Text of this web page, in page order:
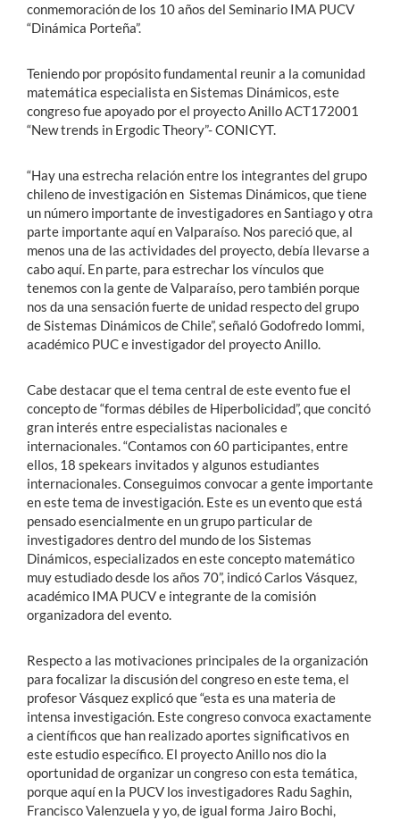
conmemoración de los 10 años del Seminario IMA PUCV
“Dinámica Porteña”.
Teniendo por propósito fundamental reunir a la comunidad
matemática especialista en Sistemas Dinámicos, este
congreso fue apoyado por el proyecto Anillo ACT172001
“New trends in Ergodic Theory”- CONICYT.
“Hay una estrecha relación entre los integrantes del grupo
chileno de investigación en Sistemas Dinámicos, que tiene
un número importante de investigadores en Santiago y otra
parte importante aquí en Valparaíso. Nos pareció que, al
menos una de las actividades del proyecto, debía llevarse a
cabo aquí. En parte, para estrechar los vínculos que
tenemos con la gente de Valparaíso, pero también porque
nos da una sensación fuerte de unidad respecto del grupo
de Sistemas Dinámicos de Chile”, señaló Godofredo Iommi,
académico PUC e investigador del proyecto Anillo.
Cabe destacar que el tema central de este evento fue el
concepto de “formas débiles de Hiperbolicidad”, que concitó
gran interés entre especialistas nacionales e
internacionales. “Contamos con 60 participantes, entre
ellos, 18 spekears invitados y algunos estudiantes
internacionales. Conseguimos convocar a gente importante
en este tema de investigación. Este es un evento que está
pensado esencialmente en un grupo particular de
investigadores dentro del mundo de los Sistemas
Dinámicos, especializados en este concepto matemático
muy estudiado desde los años 70”, indicó Carlos Vásquez,
académico IMA PUCV e integrante de la comisión
organizadora del evento.
Respecto a las motivaciones principales de la organización
para focalizar la discusión del congreso en este tema, el
profesor Vásquez explicó que “esta es una materia de
intensa investigación. Este congreso convoca exactamente
a científicos que han realizado aportes significativos en
este estudio específico. El proyecto Anillo nos dio la
oportunidad de organizar un congreso con esta temática,
porque aquí en la PUCV los investigadores Radu Saghin,
Francisco Valenzuela y yo, de igual forma Jairo Bochi,